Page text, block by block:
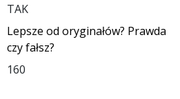
TAK
Lepsze od oryginałów? Prawda
czy fałsz?
160